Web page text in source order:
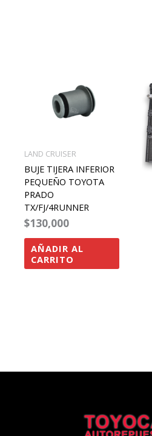
LAND CRUISER
BUJE TIJERA INFERIOR
PEQUEÑO TOYOTA
PRADO
TX/FJ/4RUNNER
$130,000
AÑADIR AL
CARRITO